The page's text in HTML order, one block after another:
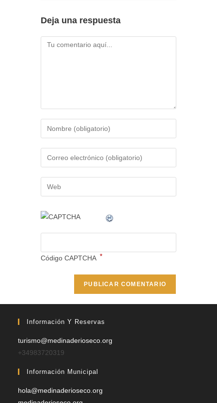
Deja una respuesta
Código CAPTCHA *
Información Y Reservas
turismo@medinaderioseco.org
+34983720319
Información Municipal
hola@medinaderioseco.org